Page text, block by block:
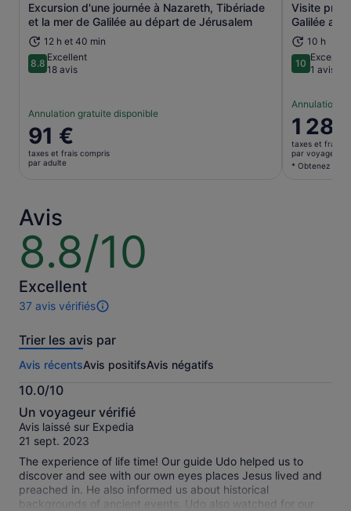
Excursion d'une journée à Nazareth, Tibériade
et la mer de Galilée au départ de Jérusalem
12 h et 40 min
8.88.8 sur 10
Excellent
18 avis
Annulation gratuite disponible
Le
prix
est
adulte
91 €
taxes et frais compris
par adulte
S’ouvre dans un nouvel onglet.
Visite
Galilée au
10 h
1010 sur 10
1 avis
Annulation
Le
prix
est
de 1 280
1
taxes et frais
par voyageur*
* Obtenez un
Avis
8.8/10
8.8
sur
10
Excellent
37 avis vérifiés
37 avis
cette
Plus
d’informations
sur
nos
avis
vérifiés
Trier les avis par
Avis récentsAvis positifsAvis négatifs
10.0/10
10.0
sur
10
Un voyageur vérifié
Avis laissé sur Expedia
21 sept. 2023
The experience of life time! Our guide Udo helped us to
discover and see with our own eyes places Jesus lived and
preached in. He also informed us about historical
backgrounds of ancient events. Udo also watched for our